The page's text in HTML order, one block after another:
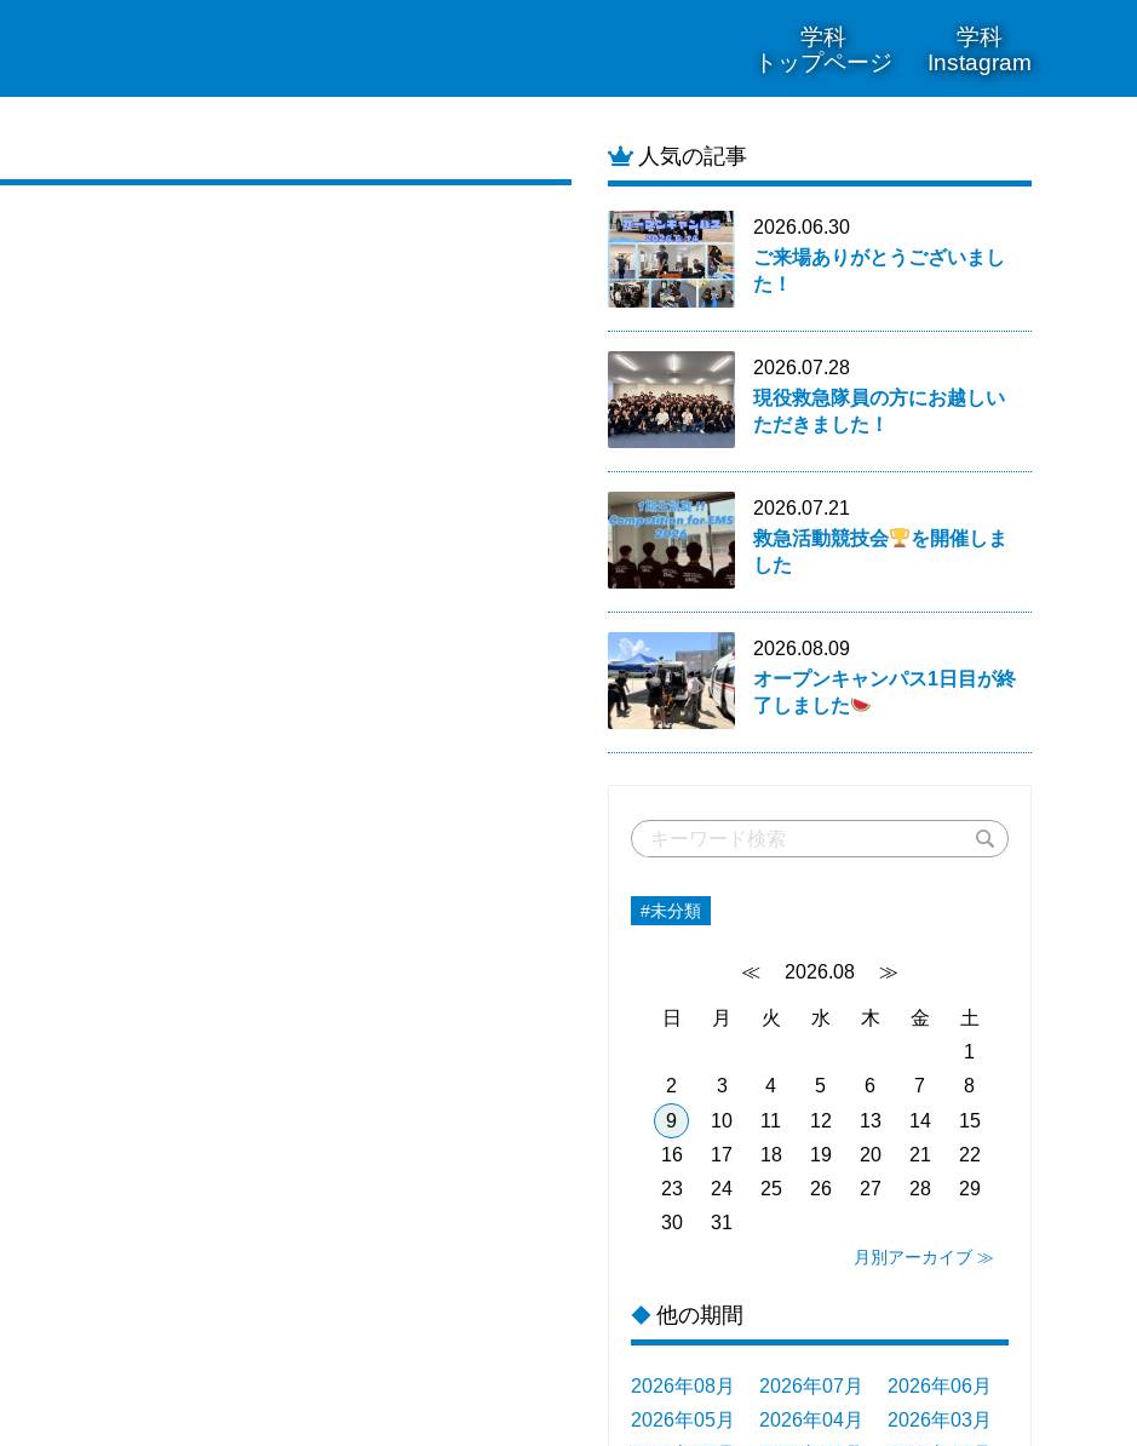
学科
トップページ
学科
Instagram
人気の記事
2026.06.30
ご来場ありがとうございまし
た！
2026.07.28
現役救急隊員の方にお越しい
ただきました！
2026.07.21
救急活動競技会
を開催しま
した
2026.08.09
オープンキャンパス1日目が終
了しました
#未分類
≪ 2026.08 ≫
日 月 火 水 木 金
土
1
2
3 4 5 6 7
8
9
10 11 12 13 14
15
16
17 18 19 20 21
22
23
24 25 26 27 28
29
30
31
月別アーカイブ ≫
◆ 他の期間
2026年08月 2026年07月
2026年06月
2026年05月
2026年04月
2026年03月